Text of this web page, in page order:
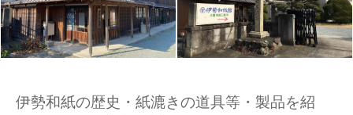
伊勢和紙の歴史・紙漉きの道具等・製品を紹